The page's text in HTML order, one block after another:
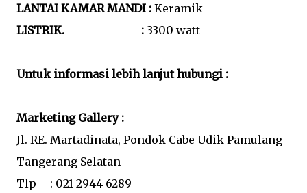
LANTAI KAMAR MANDI : Keramik
LISTRIK. : 3300 watt
Untuk informasi lebih lanjut hubungi :
Marketing Gallery :
Jl. RE. Martadinata, Pondok Cabe Udik Pamulang -
Tangerang Selatan
Tlp : 021 2944 6289